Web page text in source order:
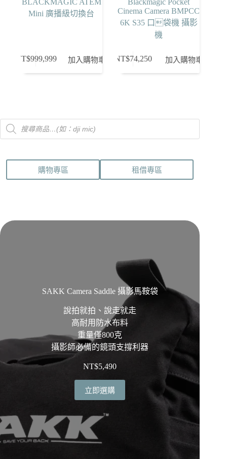
Mini 廣播級切換台
NT$999,999 加入購物車
Cinema Camera BMPCC
6K S35 口袋機 攝影
機
NT$74,250 加入購物車
Products
search
購物專區 租借專區
SAKK Camera Saddle 攝影馬鞍袋
說拍就拍、說走就走
高耐用防水布料
重量僅800克
攝影師必備的鏡頭支撐利器
NT$5,490
立即選購